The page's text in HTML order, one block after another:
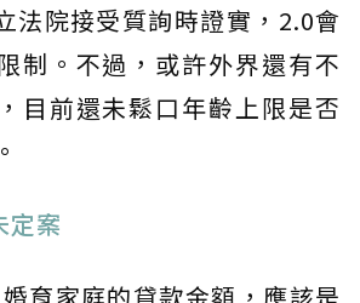
法院接受質詢時證實，2.0會
制。不過，或許外界還有不
目前還未鬆口年齡上限是否
定案